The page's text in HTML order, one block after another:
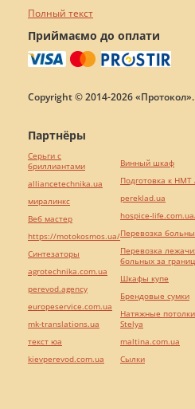
Полный текст
Приймаємо до оплати
Copyright © 2014-2026
Партнёры
Серьги с
бриллиантами
alliancetechnika.ua
миралинкс
Веб мастер
https://motokosmos.ua/
Синтезаторы
agrotechnika.com.ua
perevod.agency
europeservice.com.ua
mk-translations.ua
текст юа
kievperevod.com.ua
Винный шкаф
Подготовка к
pereklad.ua
hospice-
Перевозка
Перевозка
больных за
Шкафы купе
Брендовые сумки
Натяжные
Stelya
maltina.com.ua
Cылки